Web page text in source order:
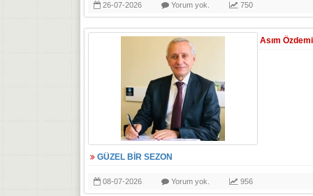
26-07-2026 Yorum yok. 750
Asım
GÜZEL BİR SEZON
08-07-2026 Yorum yok. 956